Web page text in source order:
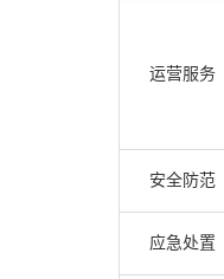
运营服务
安全防范
应急处置